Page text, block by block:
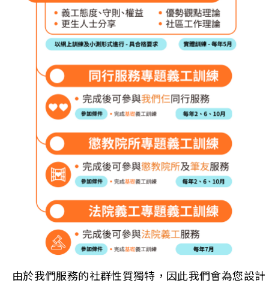
由於我們服務的社群性質獨特，因此我們會為您設計